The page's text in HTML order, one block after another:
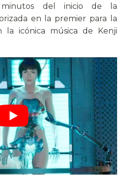
minutos del inicio de la
en la premier para la
la icónica música de Kenji